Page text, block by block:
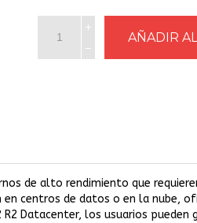
de alto rendimiento que
centros de datos o en la nube,
Datacenter, los usuarios